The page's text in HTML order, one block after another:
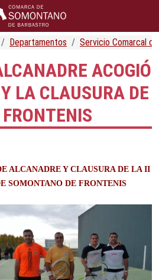
Departamentos Servicio Comarcal
ACOGIÓ
LA CLAUSURA DE
ALCANADRE Y CLAUSURA DE LA II
SOMONTANO DE FRONTENIS